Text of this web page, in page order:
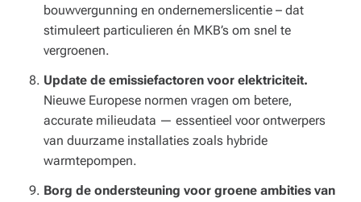
bouwvergunning en ondernemerslicentie – dat
stimuleert particulieren én MKB’s om snel te
vergroenen.
Update de emissiefactoren voor elektriciteit.
Nieuwe Europese normen vragen om betere,
accurate milieudata — essentieel voor ontwerpers
van duurzame installaties zoals hybride
warmtepompen.
Borg de ondersteuning voor groene ambities van